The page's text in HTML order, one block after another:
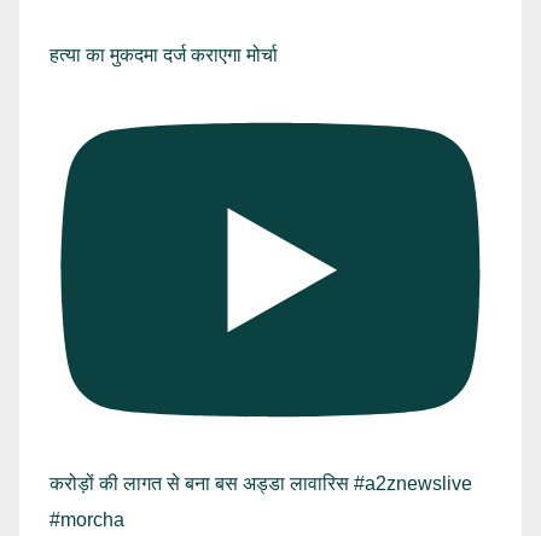
हत्या का मुकदमा दर्ज कराएगा मोर्चा
करोड़ों की लागत से बना बस अड्डा लावारिस #a2znewslive
#morcha